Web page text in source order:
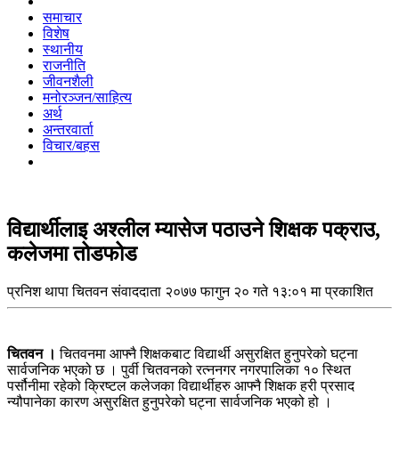
समाचार
विशेष
स्थानीय
राजनीति
जीवनशैली
मनोरञ्जन/साहित्य
अर्थ
अन्तरवार्ता
विचार/बहस
विद्यार्थीलाइ अश्लील म्यासेज पठाउने शिक्षक पक्राउ,
कलेजमा तोडफोड
प्रनिश थापाचितवन संवाददाता २०७७ फागुन २० गते १३:०१ मा प्रकाशित
चितवन । चितवनमा आफ्नै शिक्षकबाट विद्यार्थी असुरक्षित हुनुपरेको घट्ना
सार्वजनिक भएको छ । पुर्वी चितवनको रत्ननगर नगरपालिका १० स्थित
पर्सौनीमा रहेको क्रिष्टल कलेजका विद्यार्थीहरु आफ्नै शिक्षक हरी प्रसाद
न्यौपानेका कारण असुरक्षित हुनुपरेको घट्ना सार्वजनिक भएको हो ।